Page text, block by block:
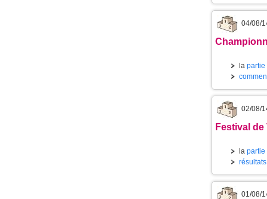
04/08/
la partie
02/08/
Festival de
la partie
01/08/